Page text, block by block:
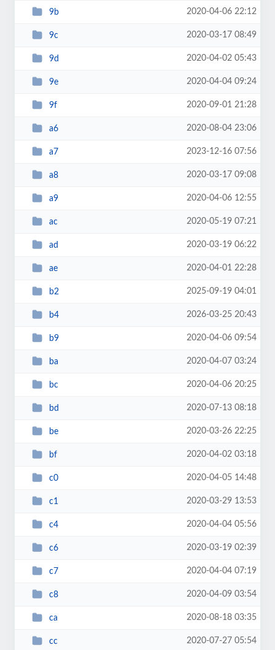
9b 2020-04-06 22:12
9c 2020-03-17 08:49
9d 2020-04-02 05:43
9e 2020-04-04 09:24
9f 2020-09-01 21:28
a6 2020-08-04 23:06
a7 2023-12-16 07:56
a8 2020-03-17 09:08
a9 2020-04-06 12:55
ac 2020-05-19 07:21
ad 2020-03-19 06:22
ae 2020-04-01 22:28
b2 2025-09-19 04:01
b4 2026-03-25 20:43
b9 2020-04-06 09:54
ba 2020-04-07 03:24
bc 2020-04-06 20:25
bd 2020-07-13 08:18
be 2020-03-26 22:25
bf 2020-04-02 03:18
c0 2020-04-05 14:48
c1 2020-03-29 13:53
c4 2020-04-04 05:56
c6 2020-03-19 02:39
c7 2020-04-04 07:19
c8 2020-04-09 03:54
ca 2020-08-18 03:35
cc 2020-07-27 05:54